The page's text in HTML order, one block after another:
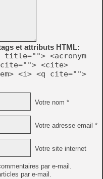
et attributs HTML:
<acronym
<cite>
<i> <q cite="">
Votre nom *
Votre adresse email *
Votre site internet
par e-mail.
par e-mail.